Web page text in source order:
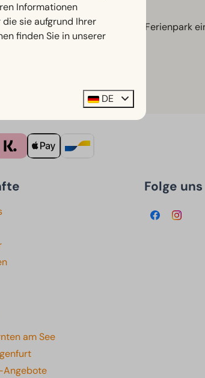
zu fahren, gibt es im Ferienpark
ist.
am See
Folge uns
Informationen
sie aufgrund Ihrer
finden Sie in unserer
DE